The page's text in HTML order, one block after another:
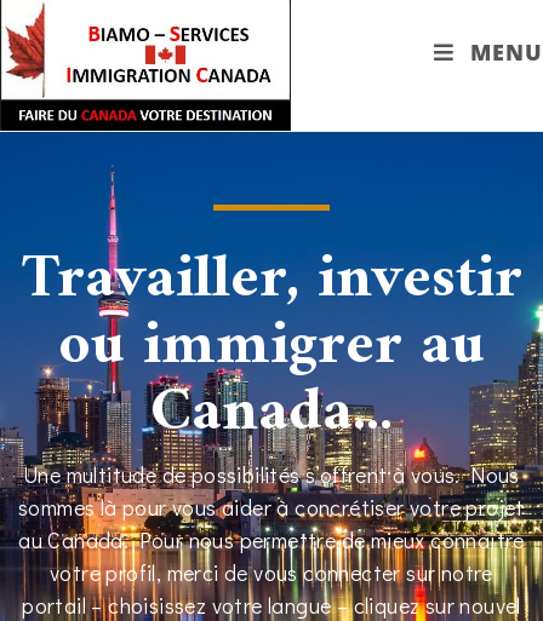
MENU
Travailler, investir
ou immigrer au
Canada...
Une multitude de possibilités s’offrent à vous. Nous
sommes là pour vous aider à concrétiser votre projet
au Canada. Pour nous permettre de mieux connaître
votre profil, merci de vous connecter sur notre
portail – choisissez votre langue – cliquez sur nouvel